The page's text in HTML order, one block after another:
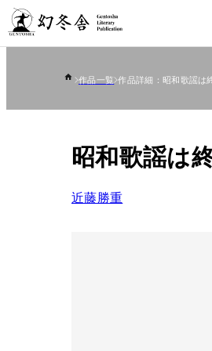
作品一覧 作品詳細：昭和歌謡は
昭和歌謡は
近藤勝重